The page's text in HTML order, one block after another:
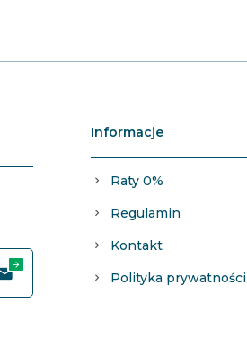
Informacje
Raty 0%
Regulamin
Kontakt
Polityka prywatności